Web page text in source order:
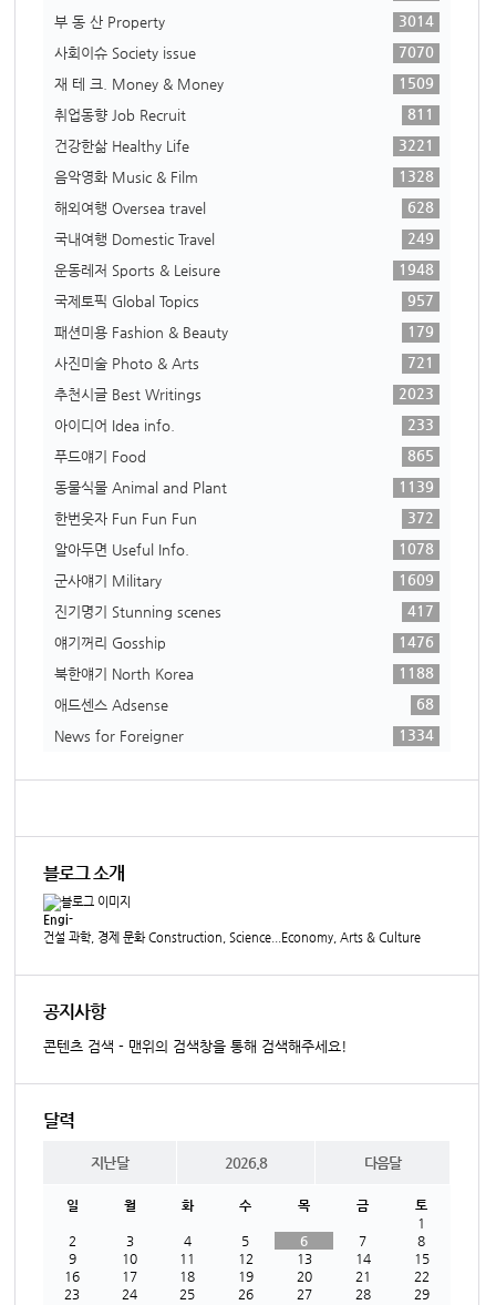
부 동 산 Property
3014
사회이슈 Society issue
7070
재 테 크. Money & Money
1509
취업동향 Job Recruit
811
건강한삶 Healthy Life
3221
음악영화 Music & Film
1328
해외여행 Oversea travel
628
국내여행 Domestic Travel
249
운동레저 Sports & Leisure
1948
국제토픽 Global Topics
957
패션미용 Fashion & Beauty
179
사진미술 Photo & Arts
721
추천시글 Best Writings
2023
아이디어 Idea info.
233
푸드얘기 Food
865
동물식물 Animal and Plant
1139
한번웃자 Fun Fun Fun
372
알아두면 Useful Info.
1078
군사얘기 Military
1609
진기명기 Stunning scenes
417
얘기꺼리 Gosship
1476
북한얘기 North Korea
1188
애드센스 Adsense
68
News for Foreigner
1334
블로그 소개
Engi-
건설 과학, 경제 문화 Construction, Science...Economy, Arts & Culture
공지사항
콘텐츠 검색 - 맨위의 검색창을 통해 검색해주세요!
달력
지난달 2026.8 다음달
일 월 화 수 목 금
토
1
2
3 4 5 6 7
8
9
10 11 12 13 14
15
16
17 18 19 20 21
22
23
24 25 26 27 28
29